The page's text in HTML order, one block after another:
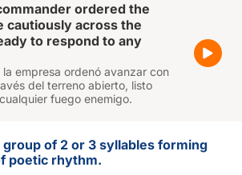
ordered the
cautiously across the
to respond to any
empresa ordenó avanzar con
del terreno abierto, listo
fuego enemigo.
group of 2 or 3 syllables forming
poetic rhythm.